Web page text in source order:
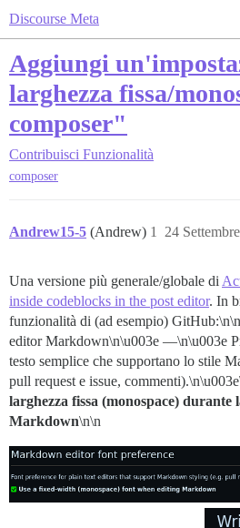
Discourse Meta
Aggiungi
larghezza fissa/
composer"
Contribuisci Funzionalità
composer
Andrew15-5 (Andrew) 24
1
Una versione più generale/globale di
inside codeblocks in the post editor. In
funzionalità di (ad esempio)
editor Markdown\n\u003e —\n\u003e
testo semplice che supportano lo stile
pull request e issue,
larghezza fissa (monospace) durante
Markdown\n\n